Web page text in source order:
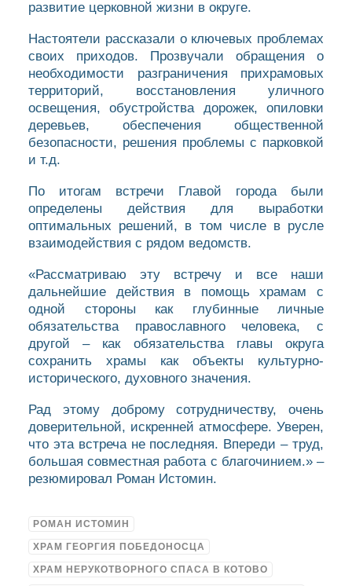
развитие церковной жизни в округе.
Настоятели рассказали о ключевых проблемах
своих приходов. Прозвучали обращения о
необходимости разграничения прихрамовых
территорий, восстановления уличного
освещения, обустройства дорожек, опиловки
деревьев, обеспечения общественной
безопасности, решения проблемы с парковкой
и т.д.
По итогам встречи Главой города были
определены действия для выработки
оптимальных решений, в том числе в русле
взаимодействия с рядом ведомств.
«Рассматриваю эту встречу и все наши
дальнейшие действия в помощь храмам с
одной стороны как глубинные личные
обязательства православного человека, с
другой – как обязательства главы округа
сохранить храмы как объекты культурно-
исторического, духовного значения.
Рад этому доброму сотрудничеству, очень
доверительной, искренней атмосфере. Уверен,
что эта встреча не последняя. Впереди – труд,
большая совместная работа с благочинием.» –
резюмировал Роман Истомин.
РОМАН ИСТОМИН
ХРАМ ГЕОРГИЯ ПОБЕДОНОСЦА
ХРАМ НЕРУКОТВОРНОГО СПАСА В КОТОВО